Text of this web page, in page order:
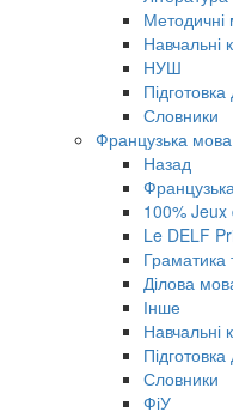
Методичні
Навчальні
НУШ
Підготовка
Словники
Французька мова
Назад
100% Jeux
Le DELF
Граматика
Ділова
Інше
Навчальні
Підготовка
Словники
ФіУ